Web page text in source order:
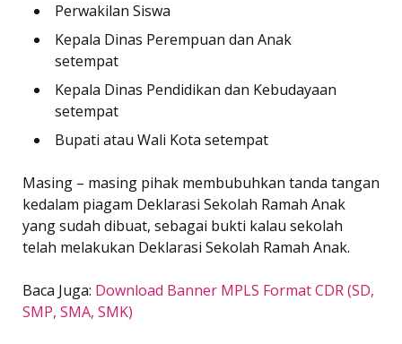
Perwakilan Siswa
Kepala Dinas Perempuan dan Anak
setempat
Kepala Dinas Pendidikan dan Kebudayaan
setempat
Bupati atau Wali Kota setempat
Masing – masing pihak membubuhkan tanda tangan
kedalam piagam Deklarasi Sekolah Ramah Anak
yang sudah dibuat, sebagai bukti kalau sekolah
telah melakukan Deklarasi Sekolah Ramah Anak.
Baca Juga: Download Banner MPLS Format CDR (SD,
SMP, SMA, SMK)